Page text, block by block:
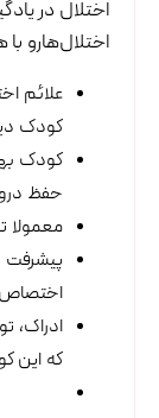
اختلال در
اختلال‌هارو
کودک
کودک
حفظ
معمولا
پیشرفت
ادراک،
که این